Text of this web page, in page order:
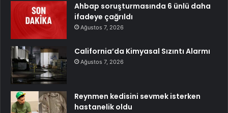
Ahbap soruşturmasında 6 ünlü daha
ifadeye çağrıldı
Ağustos 7, 2026
California’da Kimyasal Sızıntı Alarmı
Ağustos 7, 2026
Reynmen kedisini sevmek isterken
hastanelik oldu